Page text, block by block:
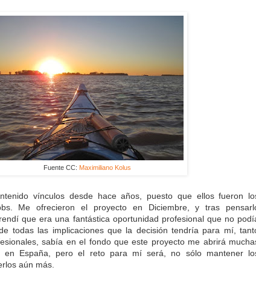
Fuente CC: Maximiliano Kolus
vínculos desde hace años, puesto que ellos fueron
Me ofrecieron el proyecto en Diciembre, y tras
que era una fantástica oportunidad profesional que no
todas las implicaciones que la decisión tendría para mí,
sabía en el fondo que este proyecto me abrirá
en España, pero el reto para mí será, no sólo mantener
aún más.